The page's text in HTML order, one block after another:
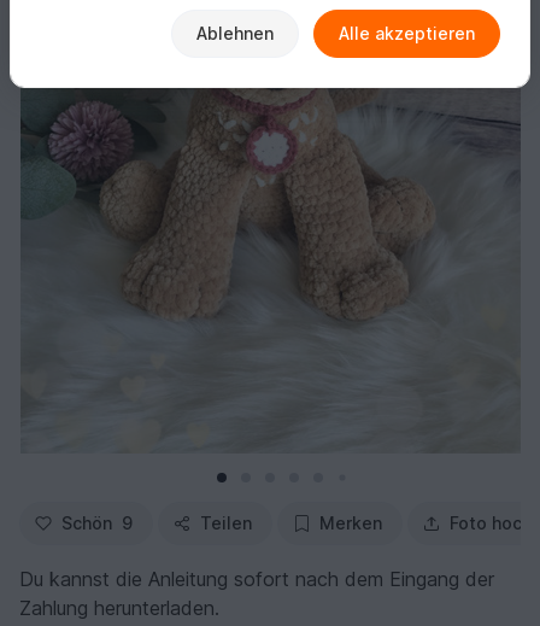
Schön 9 Teilen Merken Foto
Du kannst die Anleitung sofort nach dem Eingang der
Zahlung herunterladen.
Ablehnen Alle akzeptieren